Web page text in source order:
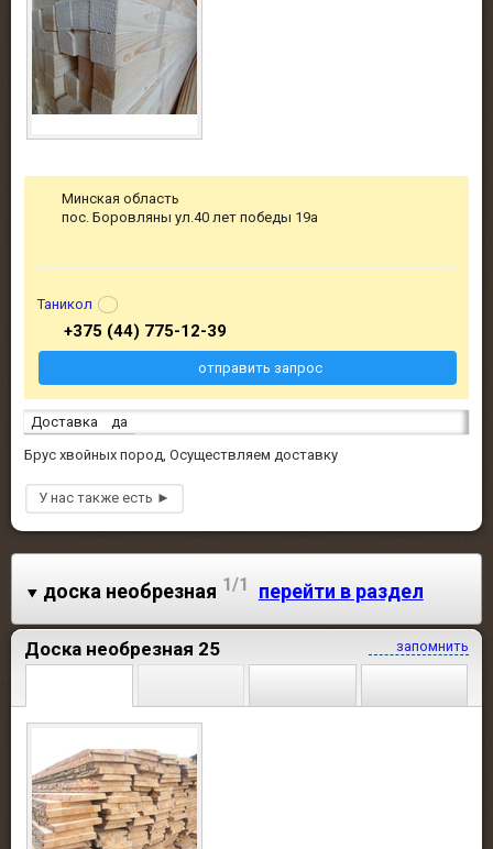
Доставка
да
Брус хвойных пород, Осуществляем доставку
Минская область
пос. Боровляны ул.40 лет победы 19а
Таникол
+375 (44) 775-12-39
отправить запрос
доска необрезная 1/1 перейти в раздел
запомнить
Доска необрезная 25